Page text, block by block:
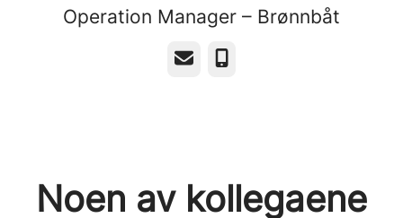
Operation Manager – Brønnbåt
E-postTelefonnummer
Noen av kollegaene